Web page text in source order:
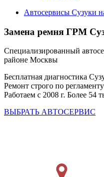
Автосервисы Сузуки
Замена ремня ГРМ
Специализированный
районе Москвы
Бесплатная диагностика
Ремонт строго по
Работаем с 2008 г. Более 54
ВЫБРАТЬ АВТОСЕРВИС